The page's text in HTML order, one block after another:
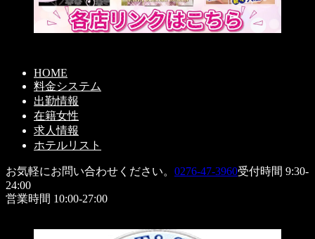
HOME
料金システム
出勤情報
在籍女性
求人情報
ホテルリスト
お気軽にお問い合わせください。 0276-47-3960受付時間 9:30-
24:00
営業時間 10:00-27:00